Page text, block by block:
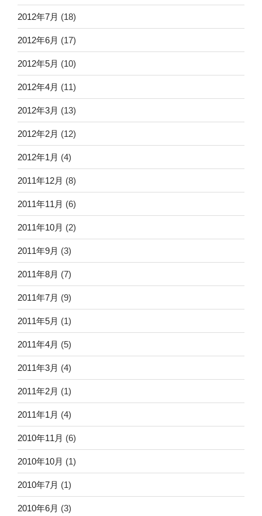
2012年7月 (18)
2012年6月 (17)
2012年5月 (10)
2012年4月 (11)
2012年3月 (13)
2012年2月 (12)
2012年1月 (4)
2011年12月 (8)
2011年11月 (6)
2011年10月 (2)
2011年9月 (3)
2011年8月 (7)
2011年7月 (9)
2011年5月 (1)
2011年4月 (5)
2011年3月 (4)
2011年2月 (1)
2011年1月 (4)
2010年11月 (6)
2010年10月 (1)
2010年7月 (1)
2010年6月 (3)